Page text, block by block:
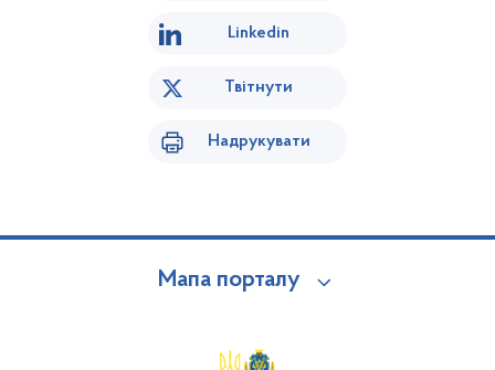
Linkedin
Твітнути
Надрукувати
Мапа порталу